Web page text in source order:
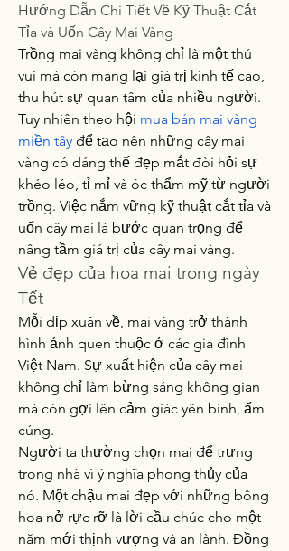
Hướng Dẫn Chi Tiết Về Kỹ Thuật Cắt
Tỉa và Uốn Cây Mai Vàng
Trồng mai vàng không chỉ là một thú
vui mà còn mang lại giá trị kinh tế cao,
thu hút sự quan tâm của nhiều người.
Tuy nhiên theo hội mua bán mai vàng
miền tây để tạo nên những cây mai
vàng có dáng thế đẹp mắt đòi hỏi sự
khéo léo, tỉ mỉ và óc thẩm mỹ từ người
trồng. Việc nắm vững kỹ thuật cắt tỉa và
uốn cây mai là bước quan trọng để
nâng tầm giá trị của cây mai vàng.
Vẻ đẹp của hoa mai trong ngày
Tết
Mỗi dịp xuân về, mai vàng trở thành
hình ảnh quen thuộc ở các gia đình
Việt Nam. Sự xuất hiện của cây mai
không chỉ làm bừng sáng không gian
mà còn gợi lên cảm giác yên bình, ấm
cúng.
Người ta thường chọn mai để trưng
trong nhà vì ý nghĩa phong thủy của
nó. Một chậu mai đẹp với những bông
hoa nở rực rỡ là lời cầu chúc cho một
năm mới thịnh vượng và an lành. Đồng